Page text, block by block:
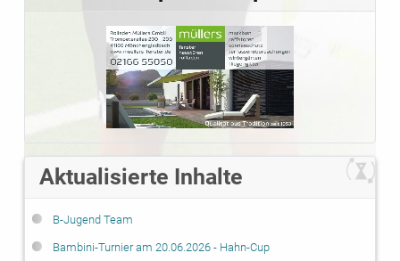
der Ersten übernehmen ...
01.08.2024 - Rheinische Post: Wickrathhahn tauscht ...
27.06.2024 - Rheinische Post: Saisonbilanz ...
22.06.2024 - FUPA: Arbeitsgruppe gegen ...
06.06.2024 - Rheinische Post: Überraschende Trennung
03.05.2024 - Rheinische Post: Befreiungsschlag ...
21.02.2024 - Der Lokalbote: Sammelfieber
20.02.2024 - Rheinische Post: Hinrundenbilanz
Aktualisierte Inhalte
B-Jugend Team
Bambini-Turnier am 20.06.2026 - Hahn-Cup